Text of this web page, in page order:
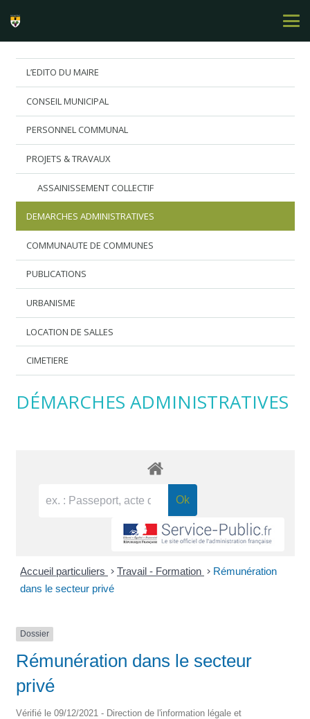
L’EDITO DU MAIRE
CONSEIL MUNICIPAL
PERSONNEL COMMUNAL
PROJETS & TRAVAUX
ASSAINISSEMENT COLLECTIF
DEMARCHES ADMINISTRATIVES
COMMUNAUTE DE COMMUNES
PUBLICATIONS
URBANISME
LOCATION DE SALLES
CIMETIERE
DÉMARCHES ADMINISTRATIVES
Accueil particuliers > Travail - Formation > Rémunération
dans le secteur privé
Dossier
Rémunération dans le secteur
privé
Vérifié le 09/12/2021 - Direction de l'information légale et